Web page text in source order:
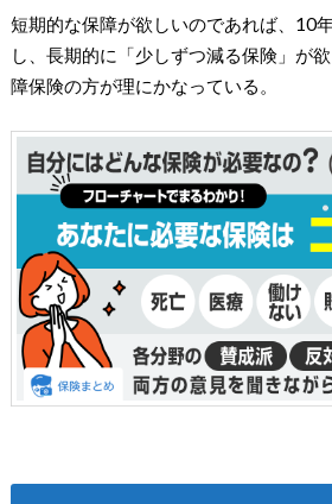
短期的な保障が欲しいのであれば、10
し、長期的に「少しずつ減る保険」が
障保険の方が理にかなっている。